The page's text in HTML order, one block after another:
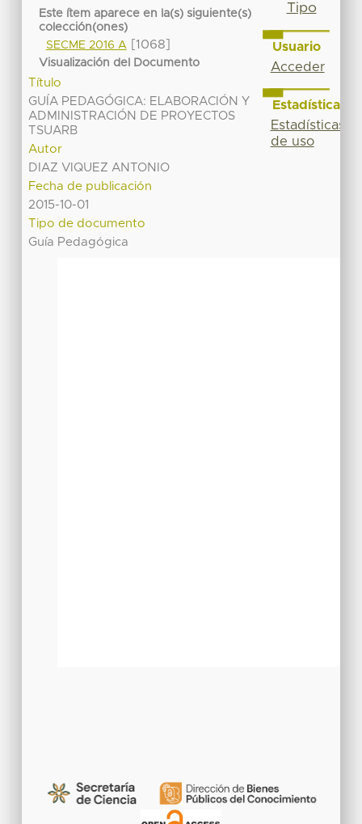
Este ítem aparece en la(s) siguiente(s)
colección(ones)
SECME 2016 A[1068]
Visualización del Documento
Título
GUÍA PEDAGÓGICA: ELABORACIÓN Y
ADMINISTRACIÓN DE PROYECTOS
TSUARB
Autor
DIAZ VIQUEZ ANTONIO
Fecha de publicación
2015-10-01
Tipo de documento
Guía Pedagógica
Tipo
Usuario
Acceder
Estadísticas
Estadísticas
de uso